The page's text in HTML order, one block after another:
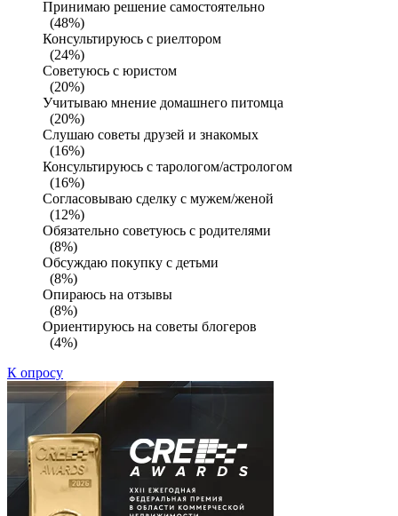
Принимаю решение самостоятельно
(48%)
Консультируюсь с риелтором
(24%)
Советуюсь с юристом
(20%)
Учитываю мнение домашнего питомца
(20%)
Слушаю советы друзей и знакомых
(16%)
Консультируюсь с тарологом/астрологом
(16%)
Согласовываю сделку с мужем/женой
(12%)
Обязательно советуюсь с родителями
(8%)
Обсуждаю покупку с детьми
(8%)
Опираюсь на отзывы
(8%)
Ориентируюсь на советы блогеров
(4%)
К опросу